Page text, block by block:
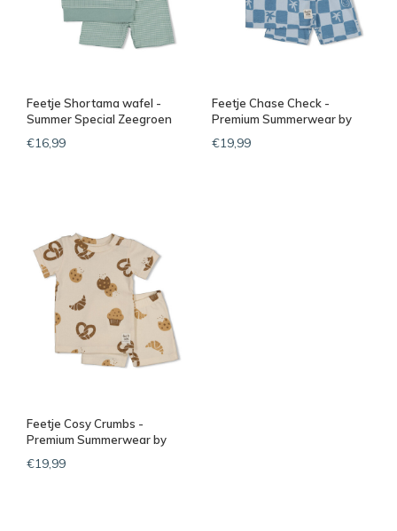
Feetje Shortama wafel -
Summer Special Zeegroen
€16,99
Feetje Chase Check -
Premium Summerwear by
€19,99
Feetje Cosy Crumbs -
Premium Summerwear by
€19,99